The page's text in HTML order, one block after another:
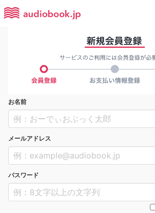
お名前
メールアドレス
パスワード